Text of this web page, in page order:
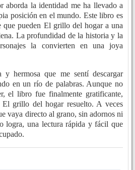
aborda la identidad me ha llevado a
posición en el mundo. Este libro es
pueden El grillo del hogar a una
La profundidad de la historia y la
la convierten en una joya
hermosa que me sentí descargar
en un río de palabras. Aunque no
el libro fue finalmente gratificante,
El grillo del hogar resuelto. A veces
vaya directo al grano, sin adornos ni
logra, una lectura rápida y fácil que